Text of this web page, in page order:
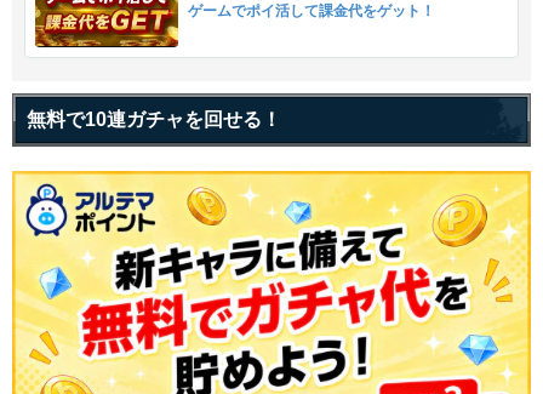
ゲームでポイ活して課金代をゲット！
無料で10連ガチャを回せる！